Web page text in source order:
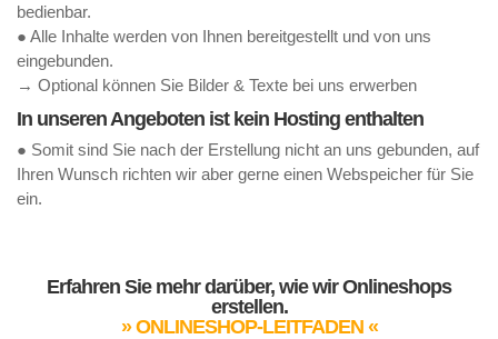
bedienbar.
● Alle Inhalte werden von Ihnen bereitgestellt und von uns
eingebunden.
→ Optional können Sie Bilder & Texte bei uns erwerben
In unseren Angeboten ist kein Hosting enthalten
● Somit sind Sie nach der Erstellung nicht an uns gebunden, auf
Ihren Wunsch richten wir aber gerne einen Webspeicher für Sie
ein.
Erfahren Sie mehr darüber, wie wir Onlineshops
erstellen.
» ONLINESHOP-LEITFADEN «